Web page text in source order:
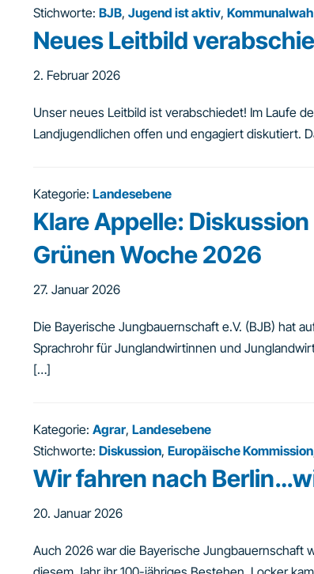
Stichworte: BJB, Jugend ist aktiv,
Neues Leitbild
2. Februar 2026
Unser neues Leitbild ist verabschiedet! Im Laufe
Landjugendlichen offen und engagiert diskutiert.
Kategorie: Landesebene
Klare Appelle:
Grünen Woche 2026
27. Januar 2026
Die Bayerische Jungbauernschaft e.V. (BJB) hat
Sprachrohr für Junglandwirtinnen und
[…]
Kategorie: Agrar, Landesebene
Stichworte: Diskussion, Europäische Kommission
Wir fahren nach
20. Januar 2026
Auch 2026 war die Bayerische Jungbauernschaft